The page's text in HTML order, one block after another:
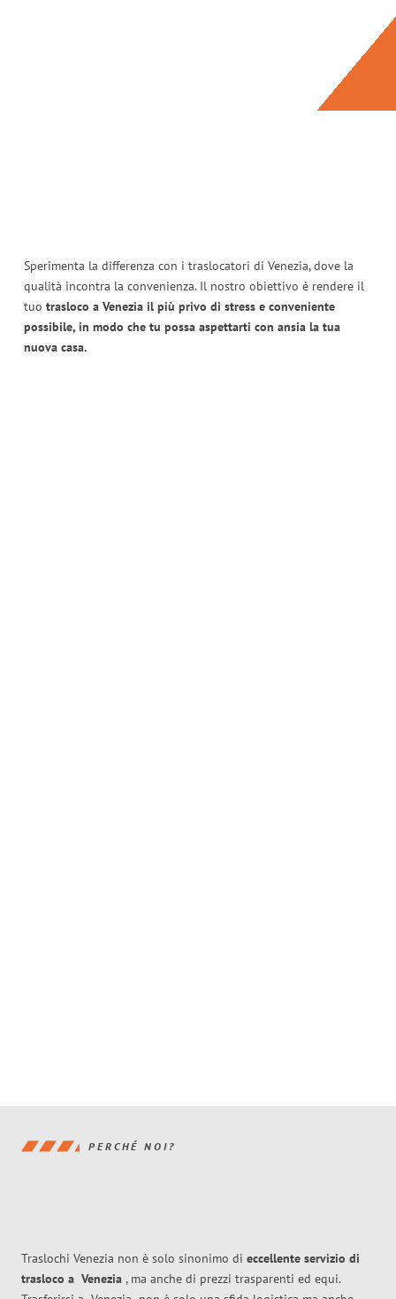
Sperimenta la differenza con i traslocatori di Venezia, dove la
qualità incontra la convenienza. Il nostro obiettivo è rendere il
tuo trasloco a Venezia il più privo di stress e conveniente
possibile, in modo che tu possa aspettarti con ansia la tua
nuova casa.
PERCHÉ NOI?
Traslochi Venezia non è solo sinonimo di eccellente servizio di
trasloco a Venezia , ma anche di prezzi trasparenti ed equi.